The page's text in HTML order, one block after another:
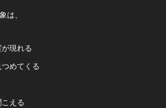
は、
現れる
めてくる
える